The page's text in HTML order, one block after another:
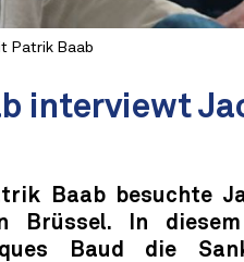
Patrik Baab
interviewt
Baab besuchte
Brüssel. In diesem
Baud die